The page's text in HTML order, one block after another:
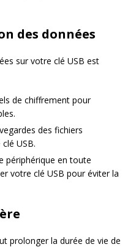
des données
sur votre clé USB est
de chiffrement pour
des fichiers
USB.
périphérique en toute
votre clé USB pour éviter la
prolonger la durée de vie de